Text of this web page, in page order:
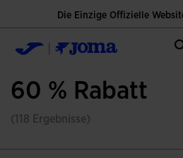
Die Einzige Offizielle
60 % Rabatt
(118 Ergebnisse)